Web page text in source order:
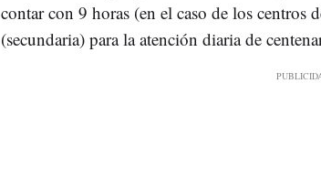
contar con 9 horas (en el caso de los centros
(secundaria) para la atención diaria de